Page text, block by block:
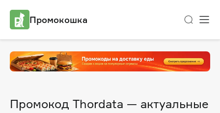
Промокошка
Промокод Thordata — актуальные